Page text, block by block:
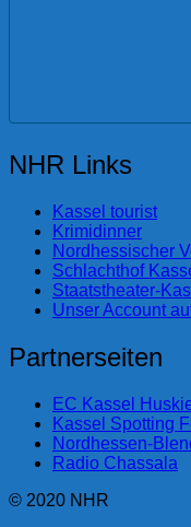
NHR Links
Kassel tourist
Krimidinner
Nordhessischer
Schlachthof
Staatstheater-
Unser Account
Partnerseiten
EC Kassel
Kassel Spotting
Nordhessen-
Radio Chassala
© 2020 NHR